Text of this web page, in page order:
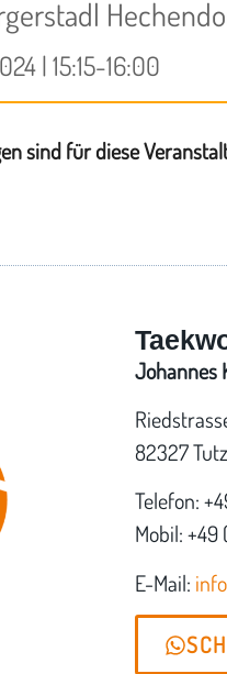
| 15:15-16:00
sind für diese
Johannes
82327
Telefon:
Mobil: +49
E-Mail: